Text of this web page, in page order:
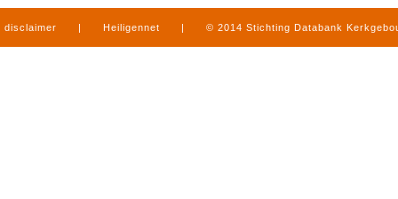
disclaimer | Heiligennet | © 2014 Stichting Databank